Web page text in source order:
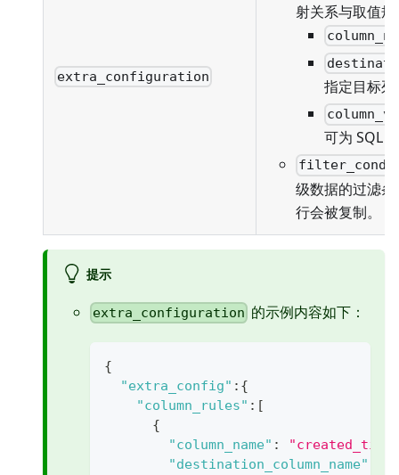
extra_configuration
射关系与取值
指定目标
可为 SQL
级数据的过滤
行会被复制。
提示
extra_configuration 的示例内容如下：
{
"extra_config" : {
"column_rules" : [
{
"column_name" :
"destination_column_name"